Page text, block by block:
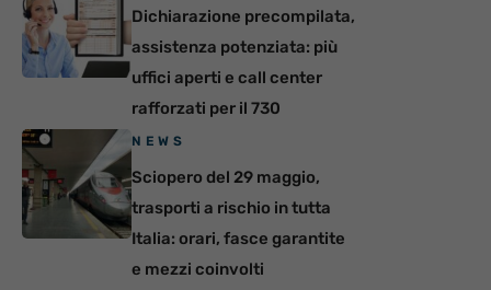
Dichiarazione precompilata,
assistenza potenziata: più
uffici aperti e call center
rafforzati per il 730
NEWS
Sciopero del 29 maggio,
trasporti a rischio in tutta
Italia: orari, fasce garantite
e mezzi coinvolti